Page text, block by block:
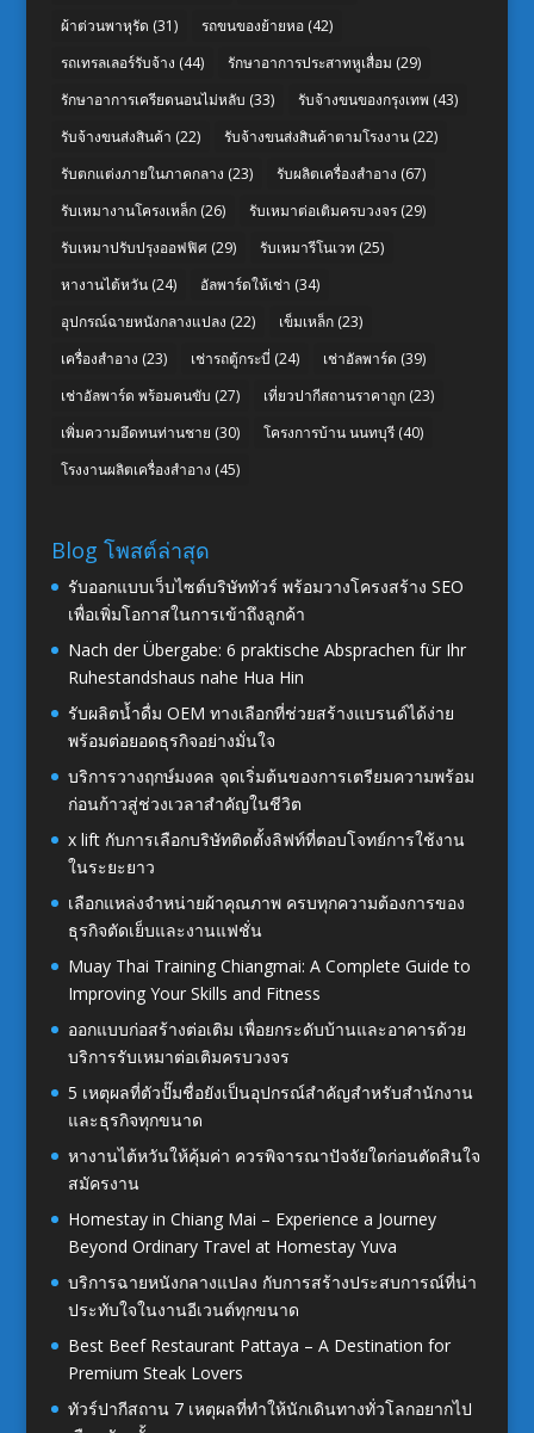
ผ้าต่วนพาหุรัด (31) รถขนของย้ายหอ(42)
รถเทรลเลอร์รับจ้าง (44) รักษาอาการประสาทหูเสื่อม (29)
รักษาอาการเครียดนอนไม่หลับ (33) รับจ้างขนของกรุงเทพ (43)
รับจ้างขนส่งสินค้า (22) รับจ้างขนส่งสินค้าตามโรงงาน(22)
รับตกแต่งภายในภาคกลาง (23) รับผลิตเครื่องสำอาง (67)
รับเหมางานโครงเหล็ก(26) รับเหมาต่อเติมครบวงจร(29)
รับเหมาปรับปรุงออฟฟิศ(29) รับเหมารีโนเวท (25)
หางานไต้หวัน(24) อัลพาร์ดให้เช่า (34)
อุปกรณ์ฉายหนังกลางแปลง (22) เข็มเหล็ก(23)
เครื่องสำอาง (23) เช่ารถตู้กระบี่ (24) เช่าอัลพาร์ด (39)
เช่าอัลพาร์ด พร้อมคนขับ (27) เที่ยวปากีสถานราคาถูก(23)
เพิ่มความอึดทนท่านชาย (30) โครงการบ้าน นนทบุรี(40)
โรงงานผลิตเครื่องสำอาง (45)
Blog โพสต์ล่าสุด
รับออกแบบเว็บไซต์บริษัททัวร์ พร้อมวางโครงสร้าง SEO
เพื่อเพิ่มโอกาสในการเข้าถึงลูกค้า
Nach der Übergabe: 6 praktische Absprachen für Ihr
Ruhestandshaus nahe Hua Hin
รับผลิตน้ำดื่ม OEM ทางเลือกที่ช่วยสร้างแบรนด์ได้ง่าย
พร้อมต่อยอดธุรกิจอย่างมั่นใจ
บริการวางฤกษ์มงคล จุดเริ่มต้นของการเตรียมความพร้อม
ก่อนก้าวสู่ช่วงเวลาสำคัญในชีวิต
x lift กับการเลือกบริษัทติดตั้งลิฟท์ที่ตอบโจทย์การใช้งาน
ในระยะยาว
เลือกแหล่งจำหน่ายผ้าคุณภาพ ครบทุกความต้องการของ
ธุรกิจตัดเย็บและงานแฟชั่น
Muay Thai Training Chiangmai: A Complete Guide to
Improving Your Skills and Fitness
ออกแบบก่อสร้างต่อเติม เพื่อยกระดับบ้านและอาคารด้วย
บริการรับเหมาต่อเติมครบวงจร
5 เหตุผลที่ตัวปั๊มชื่อยังเป็นอุปกรณ์สำคัญสำหรับสำนักงาน
และธุรกิจทุกขนาด
หางานไต้หวันให้คุ้มค่า ควรพิจารณาปัจจัยใดก่อนตัดสินใจ
สมัครงาน
Homestay in Chiang Mai – Experience a Journey
Beyond Ordinary Travel at Homestay Yuva
บริการฉายหนังกลางแปลง กับการสร้างประสบการณ์ที่น่า
ประทับใจในงานอีเวนต์ทุกขนาด
Best Beef Restaurant Pattaya – A Destination for
Premium Steak Lovers
ทัวร์ปากีสถาน 7 เหตุผลที่ทำให้นักเดินทางทั่วโลกอยากไป